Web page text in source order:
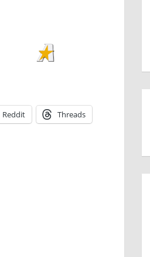
Reddit Threads